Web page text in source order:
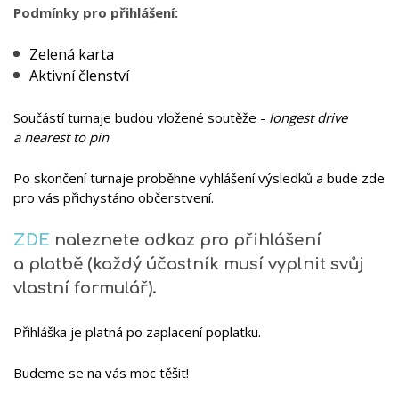
Podmínky pro přihlášení:
Zelená karta
Aktivní členství
Součástí turnaje budou vložené soutěže - longest drive
a nearest to pin
Po skončení turnaje proběhne vyhlášení výsledků a bude zde
pro vás přichystáno občerstvení.
ZDE naleznete odkaz pro přihlášení
a platbě (každý účastník musí vyplnit svůj
vlastní formulář).
Přihláška je platná po zaplacení poplatku.
Budeme se na vás moc těšit!